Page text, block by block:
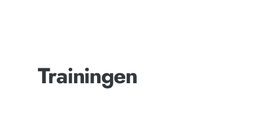
Trainingen